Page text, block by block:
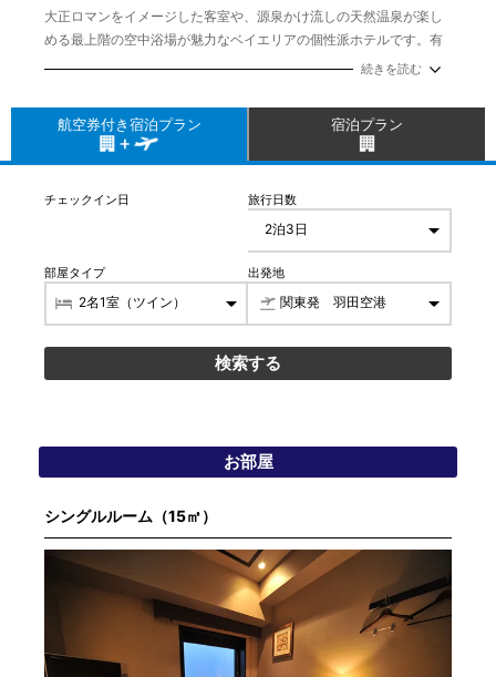
大正ロマンをイメージした客室や、源泉かけ流しの天然温泉が楽し
める最上階の空中浴場が魅力なベイエリアの個性派ホテルです。有
名な観光スポットである金森赤レンガ倉庫群に面した立地は、函館
最大の魅力は、函館山とベイエリアを見渡せる大浴場や露天風呂。
その眺望と開放感は是非体験して頂きたいポイントです！また「朝
食が美味しいホテル」として有名で、新鮮なお刺身や焼き物といっ
しい、海の幸をたっぷり味わえる豊富なメニューも魅力の一つで
す。客室では、ゆったりくつろげる大きめのベッドが、最高のひと
続きを読む
航空券付き宿泊プラン 宿泊プラン
チェックイン日 旅行日数
部屋タイプ 出発地
お部屋
シングルルーム（15㎡）